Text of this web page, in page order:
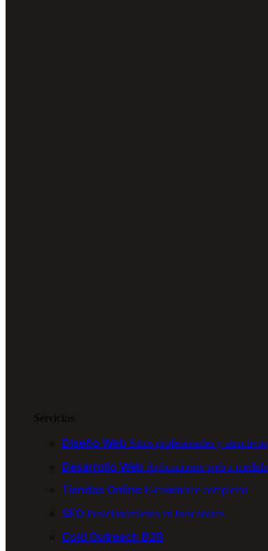
Servicios
Diseño Web Sitios profesionales y atractivos
Desarrollo Web Aplicaciones web a medida
Tiendas Online E-commerce completos
SEO Posicionamiento en buscadores
Cold Outreach B2B